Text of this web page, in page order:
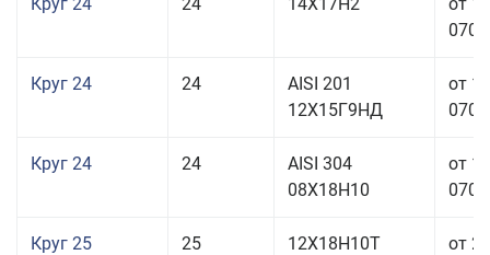
Круг 24 24
AISI 201
12Х15Г9НД
от
Круг 24 24
AISI 304
08Х18Н10
от
Круг 25 25 12Х18Н10Т
от